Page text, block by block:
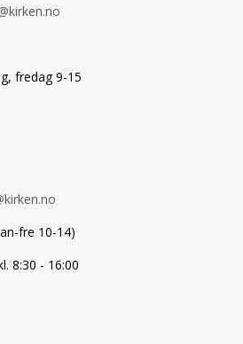
fredag 9-15
fre 10-14)
8:30 - 16:00